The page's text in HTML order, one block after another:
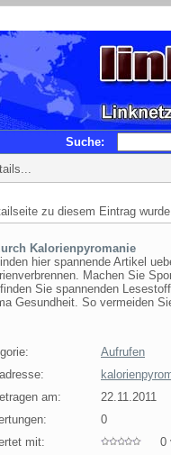
Suche:
zu diesem Eintrag
Kalorienpyromanie
hier spannende Artikel
Machen Sie
Sie spannenden
Gesundheit. So vermeiden
Aufrufen
am:
22.11.2011
0
mit:
0